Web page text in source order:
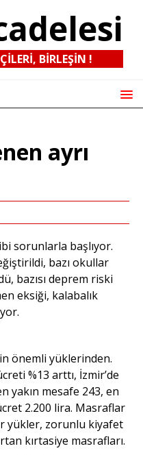
BIRLEŞIN !
ayrı
sorunlarla başlıyor.
bazı okullar
bazısı deprem riski
eksiği, kalabalık
önemli yüklerinden.
%13 arttı, İzmir’de
yakın mesafe 243, en
2.200 lira. Masraflar
yükler, zorunlu kiyafet
kırtasiye masrafları.